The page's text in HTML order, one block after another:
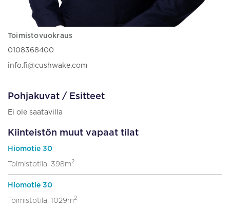
Toimistovuokraus
0108368400
info.fi@cushwake.com
Pohjakuvat / Esitteet
Ei ole saatavilla
Kiinteistön muut vapaat tilat
Hiomotie 30
Toimistotila, 398m2
Hiomotie 30
Toimistotila, 1029m2